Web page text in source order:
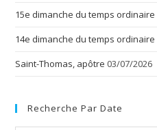
15e dimanche du temps ordinaire
14e dimanche du temps ordinaire
Saint-Thomas, apôtre 03/07/2026
Recherche Par Date